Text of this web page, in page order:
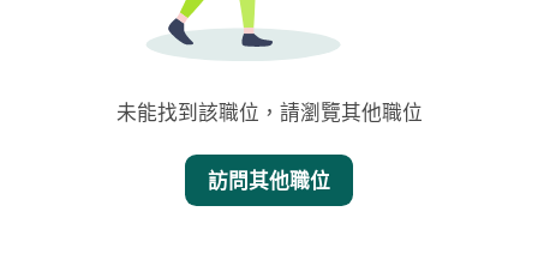
未能找到該職位，請瀏覽其他職位
訪問其他職位